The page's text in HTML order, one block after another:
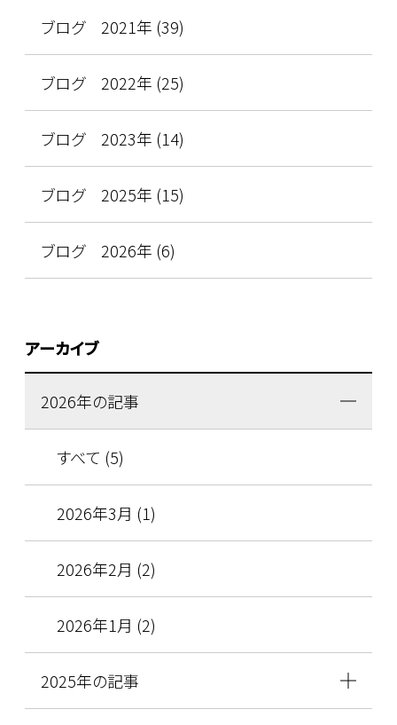
ブログ 2021年 (39)
ブログ 2022年 (25)
ブログ 2023年 (14)
ブログ 2025年 (15)
ブログ 2026年 (6)
アーカイブ
2026年の記事
すべて (5)
2026年3月 (1)
2026年2月 (2)
2026年1月 (2)
2025年の記事